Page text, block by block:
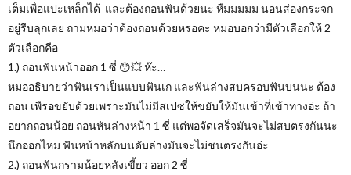
เต็มเพื่อแปะเหล็กได้ และต้องถอนฟันด้วยนะ หืมมมมม นอนส่องกระจก
อยู่รีบลุกเลย ถามหมอว่าต้องถอนด้วยหรอคะ หมอบอกว่ามีตัวเลือกให้ 2
ตัวเลือกคือ
1.) ถอนฟันหน้าออก 1 ซี่ 😯💥 ห๊ะ…
หมออธิบายว่าฟันเราเป็นแบบฟันเก และฟันล่างสบครอบฟันบนนะ ต้อง
ถอน เพืรอขยับด้วยเพราะมันไม่มีสเปซให้ขยับให้มันเข้าที่เข้าทางอ่ะ ถ้า
อยากถอนน้อย ถอนหันล่างหน้า 1 ซี่ แต่พอจัดเสร็จมันจะไม่สบตรงกันนะ
นึกออกไหม ฟันหน้าหลักบนดับล่างมันจะไม่ชนตรงกันอ่ะ
2.) ถอนฟันกรามน้อยหลังเขี้ยว ออก 2 ซี่